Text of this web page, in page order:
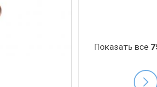
Показать все